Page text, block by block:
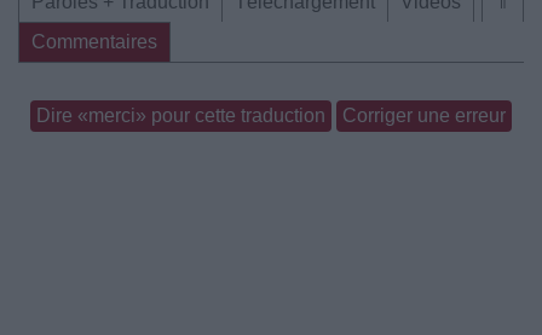
Commentaires
Dire «merci» pour cette traduction Corriger une erreur